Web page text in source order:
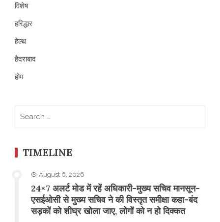
विशेष
हरिद्धार
हेल्थ
हैदराबाद
होम
TIMELINE
August 6, 2026
24×7 अलर्ट मोड में रहें अधिकारी-मुख्य सचिव मानसून-
एसईओसी से मुख्य सचिव ने की विस्तृत समीक्षा कहा-बंद
सड़कों को शीघ्र खोला जाए, लोगों को न हो दिक्कत